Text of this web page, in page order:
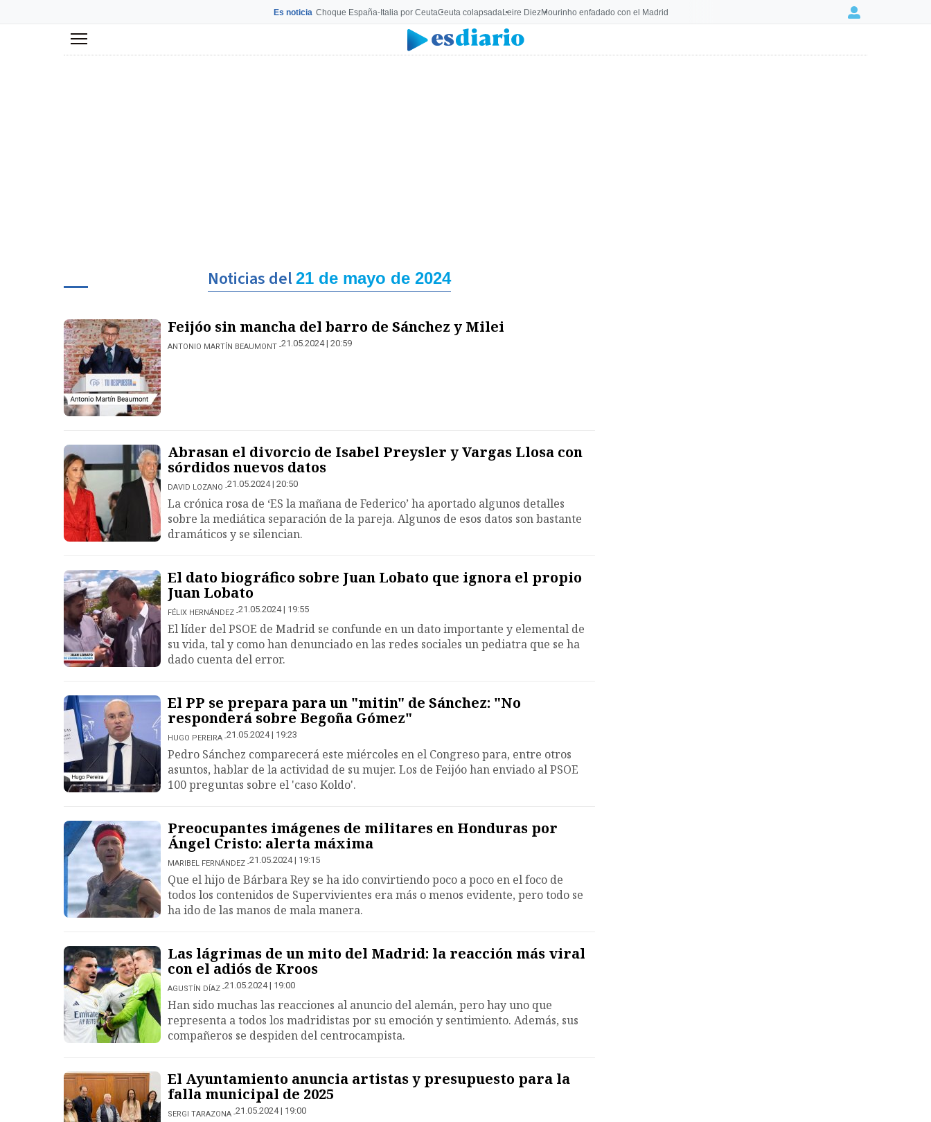
Es noticia Choque España-Italia por CeutaCeuta colapsadaLeire DiezMourinho enfadado con el Madrid Login
Menú
Noticias del21 de mayo de 2024
Feijóo sin mancha del barro de Sánchez y Milei
ANTONIO MARTÍN BEAUMONT 21.05.2024 | 20:59
Abrasan el divorcio de Isabel Preysler y Vargas Llosa con
sórdidos nuevos datos
DAVID LOZANO 21.05.2024 | 20:50
La crónica rosa de ‘ES la mañana de Federico’ ha aportado algunos detalles
sobre la mediática separación de la pareja. Algunos de esos datos son bastante
dramáticos y se silencian.
El dato biográfico sobre Juan Lobato que ignora el propio
Juan Lobato
FÉLIX HERNÁNDEZ 21.05.2024 | 19:55
El líder del PSOE de Madrid se confunde en un dato importante y elemental de
su vida, tal y como han denunciado en las redes sociales un pediatra que se ha
dado cuenta del error.
El PP se prepara para un "mitin" de Sánchez: "No
responderá sobre Begoña Gómez"
HUGO PEREIRA 21.05.2024 | 19:23
Pedro Sánchez comparecerá este miércoles en el Congreso para, entre otros
asuntos, hablar de la actividad de su mujer. Los de Feijóo han enviado al PSOE
100 preguntas sobre el 'caso Koldo'.
Preocupantes imágenes de militares en Honduras por
Ángel Cristo: alerta máxima
MARIBEL FERNÁNDEZ 21.05.2024 | 19:15
Que el hijo de Bárbara Rey se ha ido convirtiendo poco a poco en el foco de
todos los contenidos de Supervivientes era más o menos evidente, pero todo se
ha ido de las manos de mala manera.
Las lágrimas de un mito del Madrid: la reacción más viral
con el adiós de Kroos
AGUSTÍN DÍAZ 21.05.2024 | 19:00
Han sido muchas las reacciones al anuncio del alemán, pero hay uno que
representa a todos los madridistas por su emoción y sentimiento. Además, sus
compañeros se despiden del centrocampista.
El Ayuntamiento anuncia artistas y presupuesto para la
falla municipal de 2025
SERGI TARAZONA 21.05.2024 | 19:00